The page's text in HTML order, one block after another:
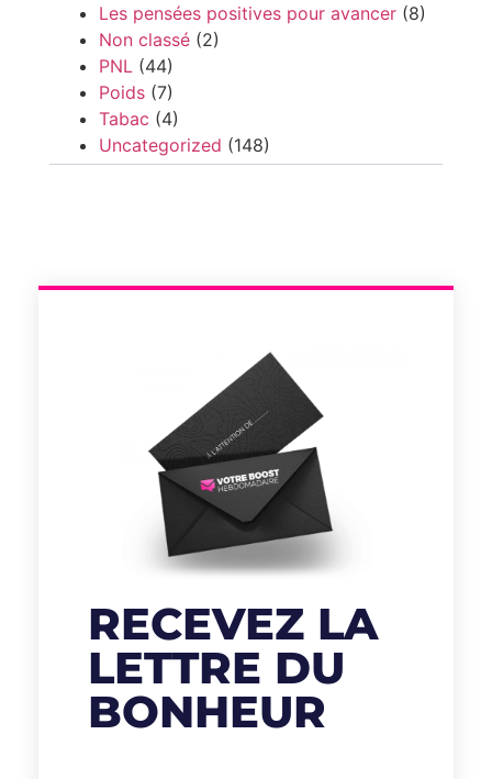
Les pensées positives pour avancer (8)
Non classé (2)
PNL (44)
Poids (7)
Tabac (4)
Uncategorized (148)
RECEVEZ LA
LETTRE DU
BONHEUR